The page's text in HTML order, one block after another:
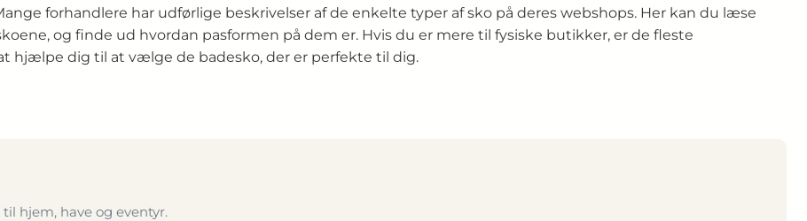
forhandlere har udførlige beskrivelser af de enkelte typer af sko på deres webshops. Her kan du læse
og finde ud hvordan pasformen på dem er. Hvis du er mere til fysiske butikker, er de fleste
hjælpe dig til at vælge de badesko, der er perfekte til dig.
hjem, have og eventyr.